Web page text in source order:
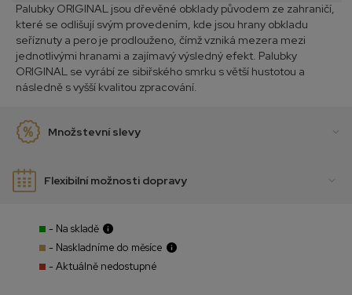
Palubky ORIGINAL jsou dřevěné obklady původem ze zahraničí,
které se odlišují svým provedením, kde jsou hrany obkladu
seříznuty a pero je prodlouženo, čímž vzniká mezera mezi
jednotlivými hranami a zajímavý výsledný efekt. Palubky
ORIGINAL se vyrábí ze sibiřského smrku s větší hustotou a
následně s vyšší kvalitou zpracování.
Množstevní slevy
Flexibilní možnosti dopravy
- Na skladě
- Naskladníme do měsíce
- Aktuálně nedostupné